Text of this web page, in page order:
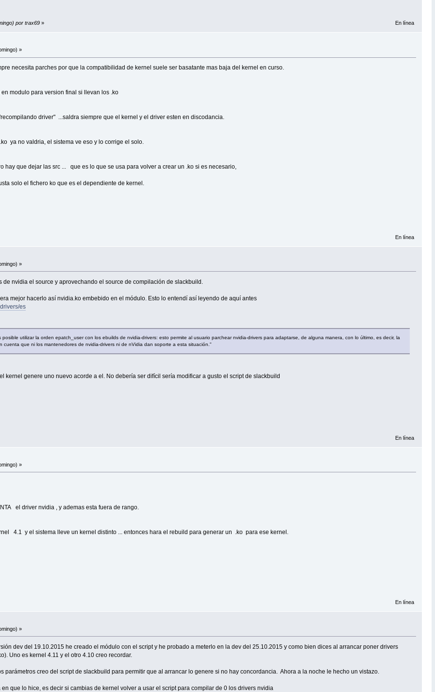
kernel y driver
kernel/nvidia-kernel.SlackBuild
* package-nvidia
* package-nvidia
ejecutar la funcion de limpieza
por trax69 » En línea
»
necesita parches por que la compatibilidad de kernel suele ser basatante mas baja del kernel en curso.
modulo para version final si llevan los .ko
driver" ...saldra siempre que el kernel y el driver esten en discodancia.
ya no valdria, el sistema ve eso y lo corrige el solo.
hay que dejar las src ... que es lo que se usa para volver a crear un .ko si es necesario,
solo el fichero ko que es el dependiente de kernel.
En línea
»
nvidia el source y aprovechando el source de compilación de slackbuild.
mejor hacerlo así nvidia.ko embebido en el módulo. Esto lo entendí así leyendo de aquí antes
es
utilizar la orden epatch_user con los ebuilds de nvidia-drivers: esto permite al usuario parchear nvidia-drivers para adaptarse, de alguna manera, con lo último, es decir, la
cuenta que ni los mantenedores de nvidia-drivers ni de nVidia dan soporte a esta situación."
kernel genere uno nuevo acorde a el. No debería ser difícil sería modificar a gusto el script de slackbuild
En línea
»
el driver nvidia , y ademas esta fuera de rango.
4.1 y el sistema lleve un kernel distinto ... entonces hara el rebuild para generar un .ko para ese kernel.
En línea
»
dev del 19.10.2015 he creado el módulo con el script y he probado a meterlo en la dev del 25.10.2015 y como bien dices al arrancar poner drivers
Uno es kernel 4.11 y el otro 4.10 creo recordar.
parámetros creo del script de slackbuild para permitir que al arrancar lo genere si no hay concordancia. Ahora a la noche le hecho un vistazo.
que lo hice, es decir si cambias de kernel volver a usar el script para compilar de 0 los drivers nvidia